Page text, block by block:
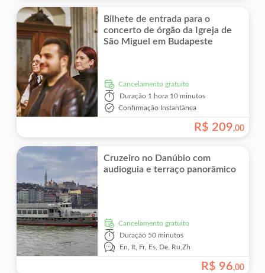
Bilhete de entrada para o
concerto de órgão da Igreja de
São Miguel em Budapeste
Cancelamento gratuito
Duração 1 hora 10 minutos
Confirmação Instantânea
R$ 209,00
Cruzeiro no Danúbio com
audioguia e terraço panorâmico
Cancelamento gratuito
Duração 50 minutos
En, It, Fr, Es, De, Ru,Zh
R$ 96,00